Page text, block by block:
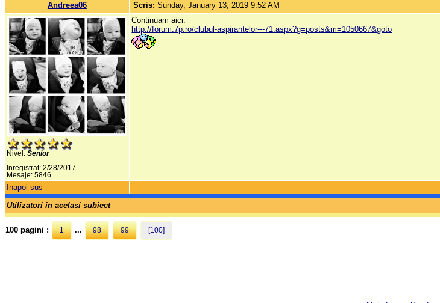
Andreea06 Scris:Sunday, January 13, 2019 9:52 AM
Nivel:Senior
Inregistrat: 2/28/2017
Mesaje: 5846
Continuam aici:
http://forum.7p.ro/clubul-aspirantelor---71.aspx?g=posts&m=1050667&goto
Inapoi sus
Utilizatori in acelasi subiect
100 pagini : 1 ... 98 99 [100]